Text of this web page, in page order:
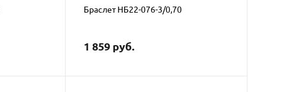
Браслет НБ22-076-3/0,70
1 859 руб.